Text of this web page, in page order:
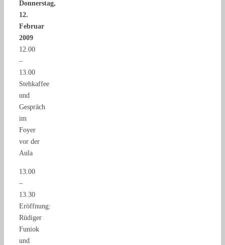
Donnerstag,
12.
Februar
2009
12.00
–
13.00
Stehkaffee
und
Gespräch
im
Foyer
vor der
Aula
13.00
–
13.30
Eröffnung:
Rüdiger
Funiok
und